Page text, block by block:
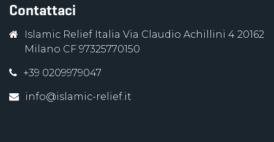
Contattaci
Islamic Relief Italia Via Claudio Achillini 4 20162
Milano CF 97325770150
+39 0209979047
info@islamic-relief.it